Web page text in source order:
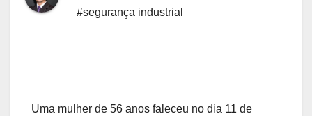
#segurança industrial
Uma mulher de 56 anos faleceu no dia 11 de